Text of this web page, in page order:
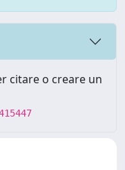
citare o creare un